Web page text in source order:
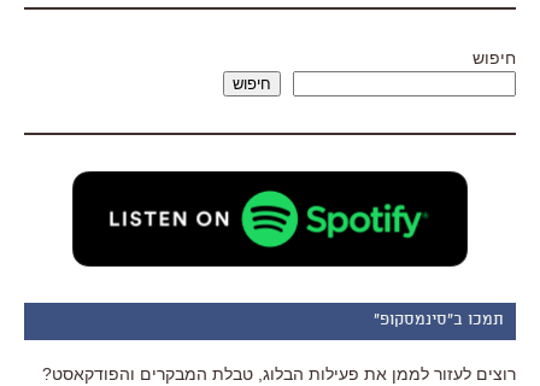
חיפוש
חיפוש
תמכו ב"סינמסקופ"
רוצים לעזור לממן את פעילות הבלוג, טבלת המבקרים והפודקאסט?